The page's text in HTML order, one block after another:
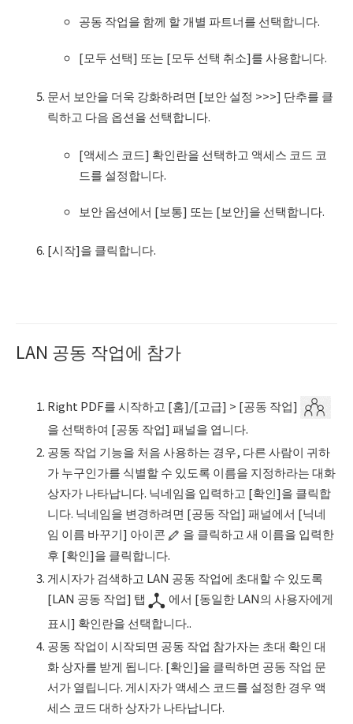
공동 작업을 함께 할 개별 파트너를 선택합니다.
[모두 선택] 또는 [모두 선택 취소]를 사용합니다.
문서 보안을 더욱 강화하려면 [보안 설정 >>>] 단추를 클
릭하고 다음 옵션을 선택합니다.
[액세스 코드] 확인란을 선택하고 액세스 코드 코
드를 설정합니다.
보안 옵션에서 [보통] 또는 [보안]을 선택합니다.
[시작]을 클릭합니다.
LAN 공동 작업에 참가
Right PDF를 시작하고 [홈]/[고급] > [공동 작업]
을 선택하여 [공동 작업] 패널을 엽니다.
공동 작업 기능을 처음 사용하는 경우, 다른 사람이 귀하
가 누구인가를 식별할 수 있도록 이름을 지정하라는 대화
상자가 나타납니다. 닉네임을 입력하고 [확인]을 클릭합
니다. 닉네임을 변경하려면 [공동 작업] 패널에서 [닉네
임 이름 바꾸기] 아이콘
을 클릭하고 새 이름을 입력한
후 [확인]을 클릭합니다.
게시자가 검색하고 LAN 공동 작업에 초대할 수 있도록
[LAN 공동 작업] 탭
에서 [동일한 LAN의 사용자에게
표시] 확인란을 선택합니다..
공동 작업이 시작되면 공동 작업 참가자는 초대 확인 대
화 상자를 받게 됩니다. [확인]을 클릭하면 공동 작업 문
서가 열립니다. 게시자가 액세스 코드를 설정한 경우 액
세스 코드 대하 상자가 나타납니다.